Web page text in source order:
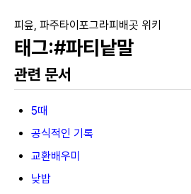
피읖, 파주타이포그라피배곳 위키
#파티낱말
관련 문서
5때
공식적인 기록
교환배우미
낮밥